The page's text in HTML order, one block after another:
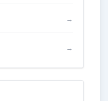
→
→